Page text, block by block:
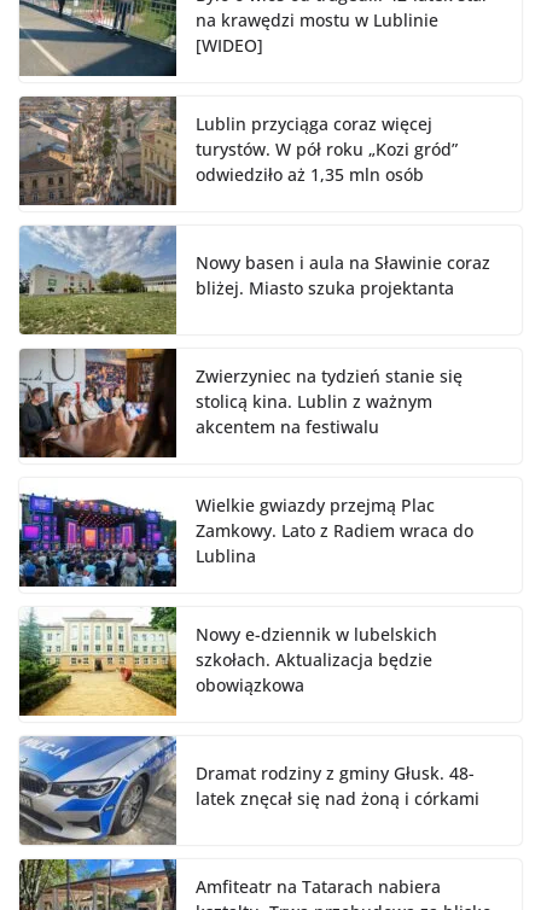
na krawędzi mostu w Lublinie
[WIDEO]
Lublin przyciąga coraz więcej
turystów. W pół roku „Kozi gród”
odwiedziło aż 1,35 mln osób
Nowy basen i aula na Sławinie coraz
bliżej. Miasto szuka projektanta
Zwierzyniec na tydzień stanie się
stolicą kina. Lublin z ważnym
akcentem na festiwalu
Wielkie gwiazdy przejmą Plac
Zamkowy. Lato z Radiem wraca do
Lublina
Nowy e-dziennik w lubelskich
szkołach. Aktualizacja będzie
obowiązkowa
Dramat rodziny z gminy Głusk. 48-
latek znęcał się nad żoną i córkami
Amfiteatr na Tatarach nabiera